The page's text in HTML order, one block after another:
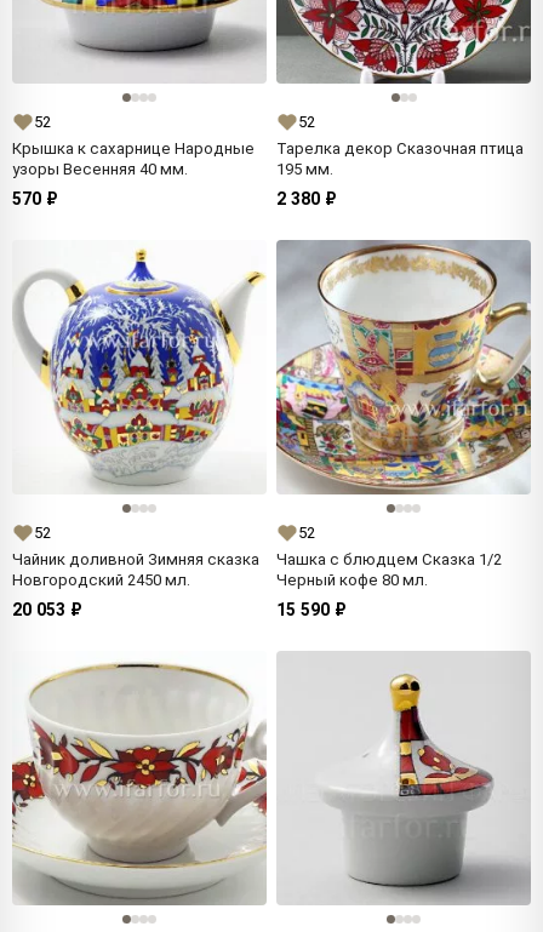
52
Крышка к сахарнице Народные
узоры Весенняя 40 мм.
570 ₽
52
Тарелка декор Сказочная птица
195 мм.
2 380 ₽
52
Чайник доливной Зимняя сказка
Новгородский 2450 мл.
20 053 ₽
52
Чашка с блюдцем Сказка 1/2
Черный кофе 80 мл.
15 590 ₽